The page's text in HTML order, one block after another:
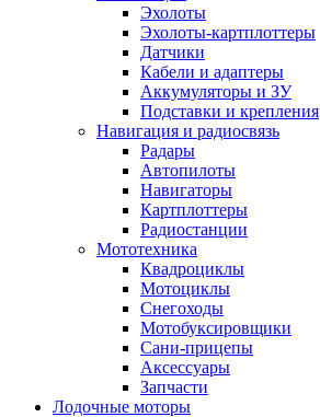
Эхолоты
Эхолоты-картплоттеры
Датчики
Кабели и адаптеры
Аккумуляторы и ЗУ
Подставки и крепления
Навигация и радиосвязь
Радары
Автопилоты
Навигаторы
Картплоттеры
Радиостанции
Мототехника
Квадроциклы
Мотоциклы
Снегоходы
Мотобуксировщики
Сани-прицепы
Аксессуары
Запчасти
Лодочные моторы